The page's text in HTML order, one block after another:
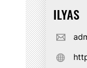
ILYAS